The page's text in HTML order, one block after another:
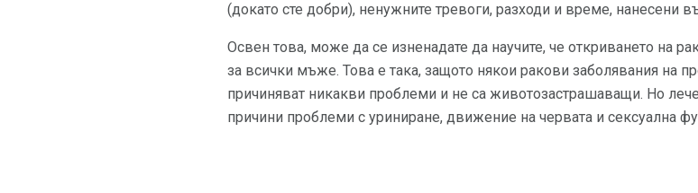
(докато сте добри), ненужните тревоги, разходи и време, нанесени
Освен това, може да се изненадате да научите, че откриването на
за всички мъже. Това е така, защото някои ракови заболявания на
причиняват никакви проблеми и не са животозастрашаващи. Но
причини проблеми с уриниране, движение на червата и сексуална